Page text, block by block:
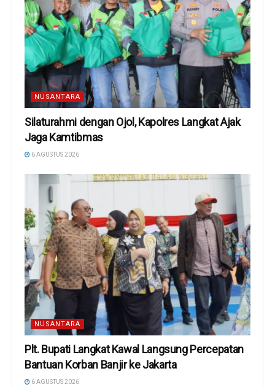
NUSANTARA
Silaturahmi dengan Ojol, Kapolres Langkat Ajak
Jaga Kamtibmas
6 AGUSTUS 2026
NUSANTARA
Plt. Bupati Langkat Kawal Langsung Percepatan
Bantuan Korban Banjir ke Jakarta
6 AGUSTUS 2026